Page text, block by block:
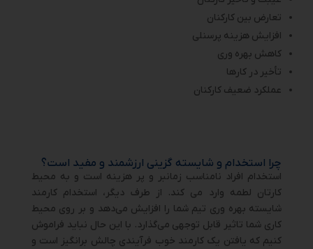
تعارض بین کارکنان
افزایش هزینه پرسنلی
کاهش بهره وری
تأخیر در کارها
عملکرد ضعیف کارکنان
چرا استخدام و شایسته گزینی ارزشمند و مفید است؟
استخدام افراد نامناسب زمانبر و پر هزینه است و به محیط
کارتان لطمه وارد می کند. از طرف دیگر، استخدام کارمند
شایسته بهره وری تیم شما را افزایش می‌دهد و بر روی محیط
کاری شما تاثیر قابل توجهی می‌گذارد. با این حال نباید فراموش
کنیم که یافتن یک کارمند خوب فرآیندی چالش برانگیز است و